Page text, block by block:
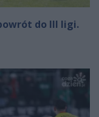
do III ligi.